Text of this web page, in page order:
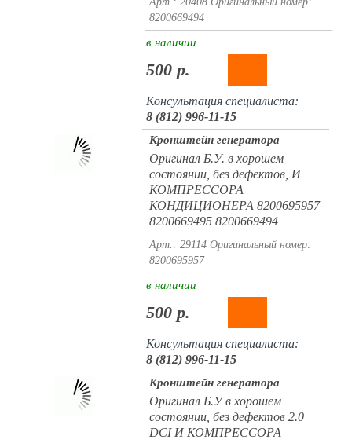
8200669494
в наличии
500 р.
Консультация специалиста:
8 (812) 996-11-15
Кронштейн генератора
Оригинал Б.У. в хорошем
состоянии, без дефектов, И
КОМПРЕССОРА
КОНДИЦИОНЕРА 8200695957
8200669495 8200669494
Арт.: 29114 Оригинальный номер:
8200695957
в наличии
500 р.
Консультация специалиста:
8 (812) 996-11-15
Кронштейн генератора
Оригинал Б.У в хорошем
состоянии, без дефектов 2.0
DCI И КОМПРЕССОРА